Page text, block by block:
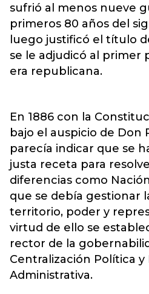
sufrió al menos nueve
primeros 80 años del
luego justificó el título
se le adjudicó al primer
era republicana.
En 1886 con la
bajo el auspicio de Don
parecía indicar que se
justa receta para
diferencias como
que se debía gestionar
territorio, poder y
virtud de ello se
rector de la
Centralización Política
Administrativa.